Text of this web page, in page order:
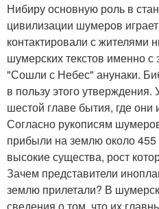
Нибиру основную роль в
цивилизации шумеров
контактировали с жителями
шумерских текстов именно
"Сошли с Небес" анунаки.
в пользу этого
шестой главе бытия, где
Согласно рукописям
прибыли на землю около
высокие существа, рост
Зачем представители
землю прилетали? В